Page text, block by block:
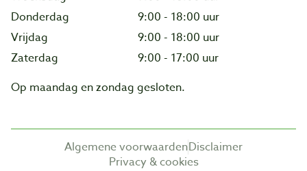
Donderdag
9:00 - 18:00 uur
Vrijdag
9:00 - 18:00 uur
Zaterdag
9:00 - 17:00 uur
Op maandag en zondag gesloten.
Algemene voorwaardenDisclaimer
Privacy & cookies